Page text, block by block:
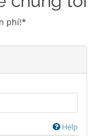
phí!*
Help